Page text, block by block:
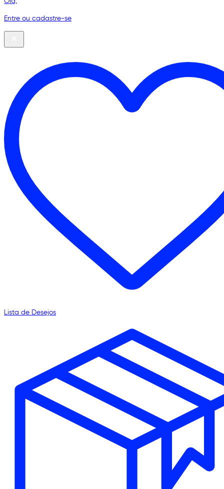
Entre ou cadastre-se
Lista de Desejos